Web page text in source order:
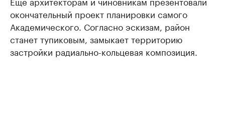
окончательный проект планировки самого
Академического. Согласно эскизам, район
станет тупиковым, замыкает территорию
застройки радиально-кольцевая композиция.